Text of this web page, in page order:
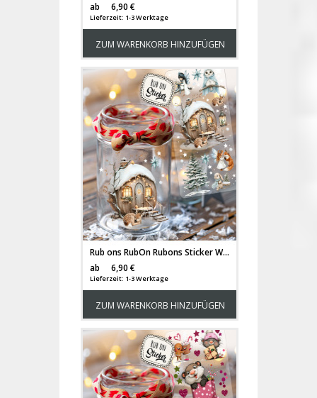
ab
6,90 €
Lieferzeit: 1-3 Werktage
ZUM WARENKORB HINZUFÜGEN
Rub ons RubOn Rubons Sticker Weihnachten Weihnachtssticker Weihnachtsmotive Häuschen Winterwald Tiere Wichtel Reh deer Stern Weihnachtswichtel Zwerge DIN lang rb39
ab
6,90 €
Lieferzeit: 1-3 Werktage
ZUM WARENKORB HINZUFÜGEN